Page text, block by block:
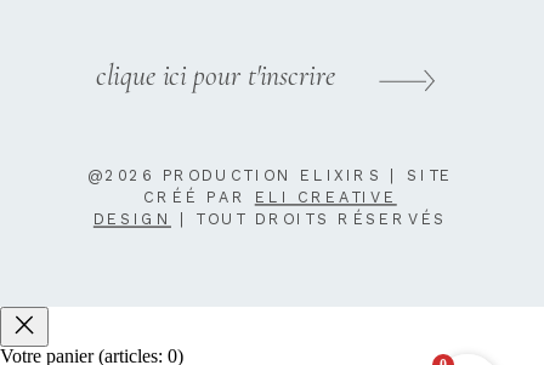
@2026 PRODUCTION ELIXIRS | SITE
CRÉÉ PAR ELI CREATIVE
DESIGN
| TOUT DROITS RÉSERVÉS
clique ici pour t'inscrire
Votre panier(articles: 0)